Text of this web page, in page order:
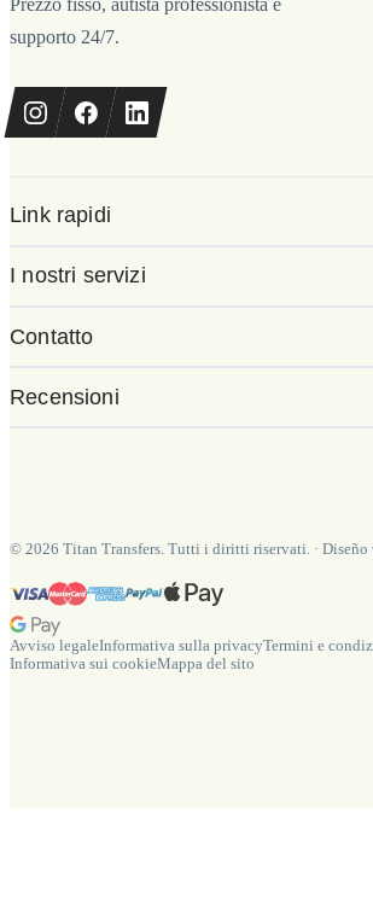
supporto 24/7.
Link rapidi
I nostri servizi
Contatto
Recensioni
© 2026 Titan Transfers. Tutti i diritti riservati. · Diseño
Avviso legaleInformativa sulla privacyTermini e
Informativa sui cookieMappa del sito